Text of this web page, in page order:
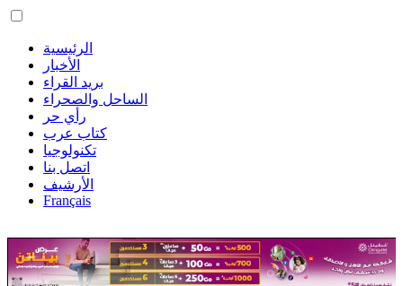
الرئيسية
الأخبار
بريد القراء
الساحل والصحراء
رأي حر
كتاب عرب
تكنولوجيا
اتصل بنا
الأرشيف
Français